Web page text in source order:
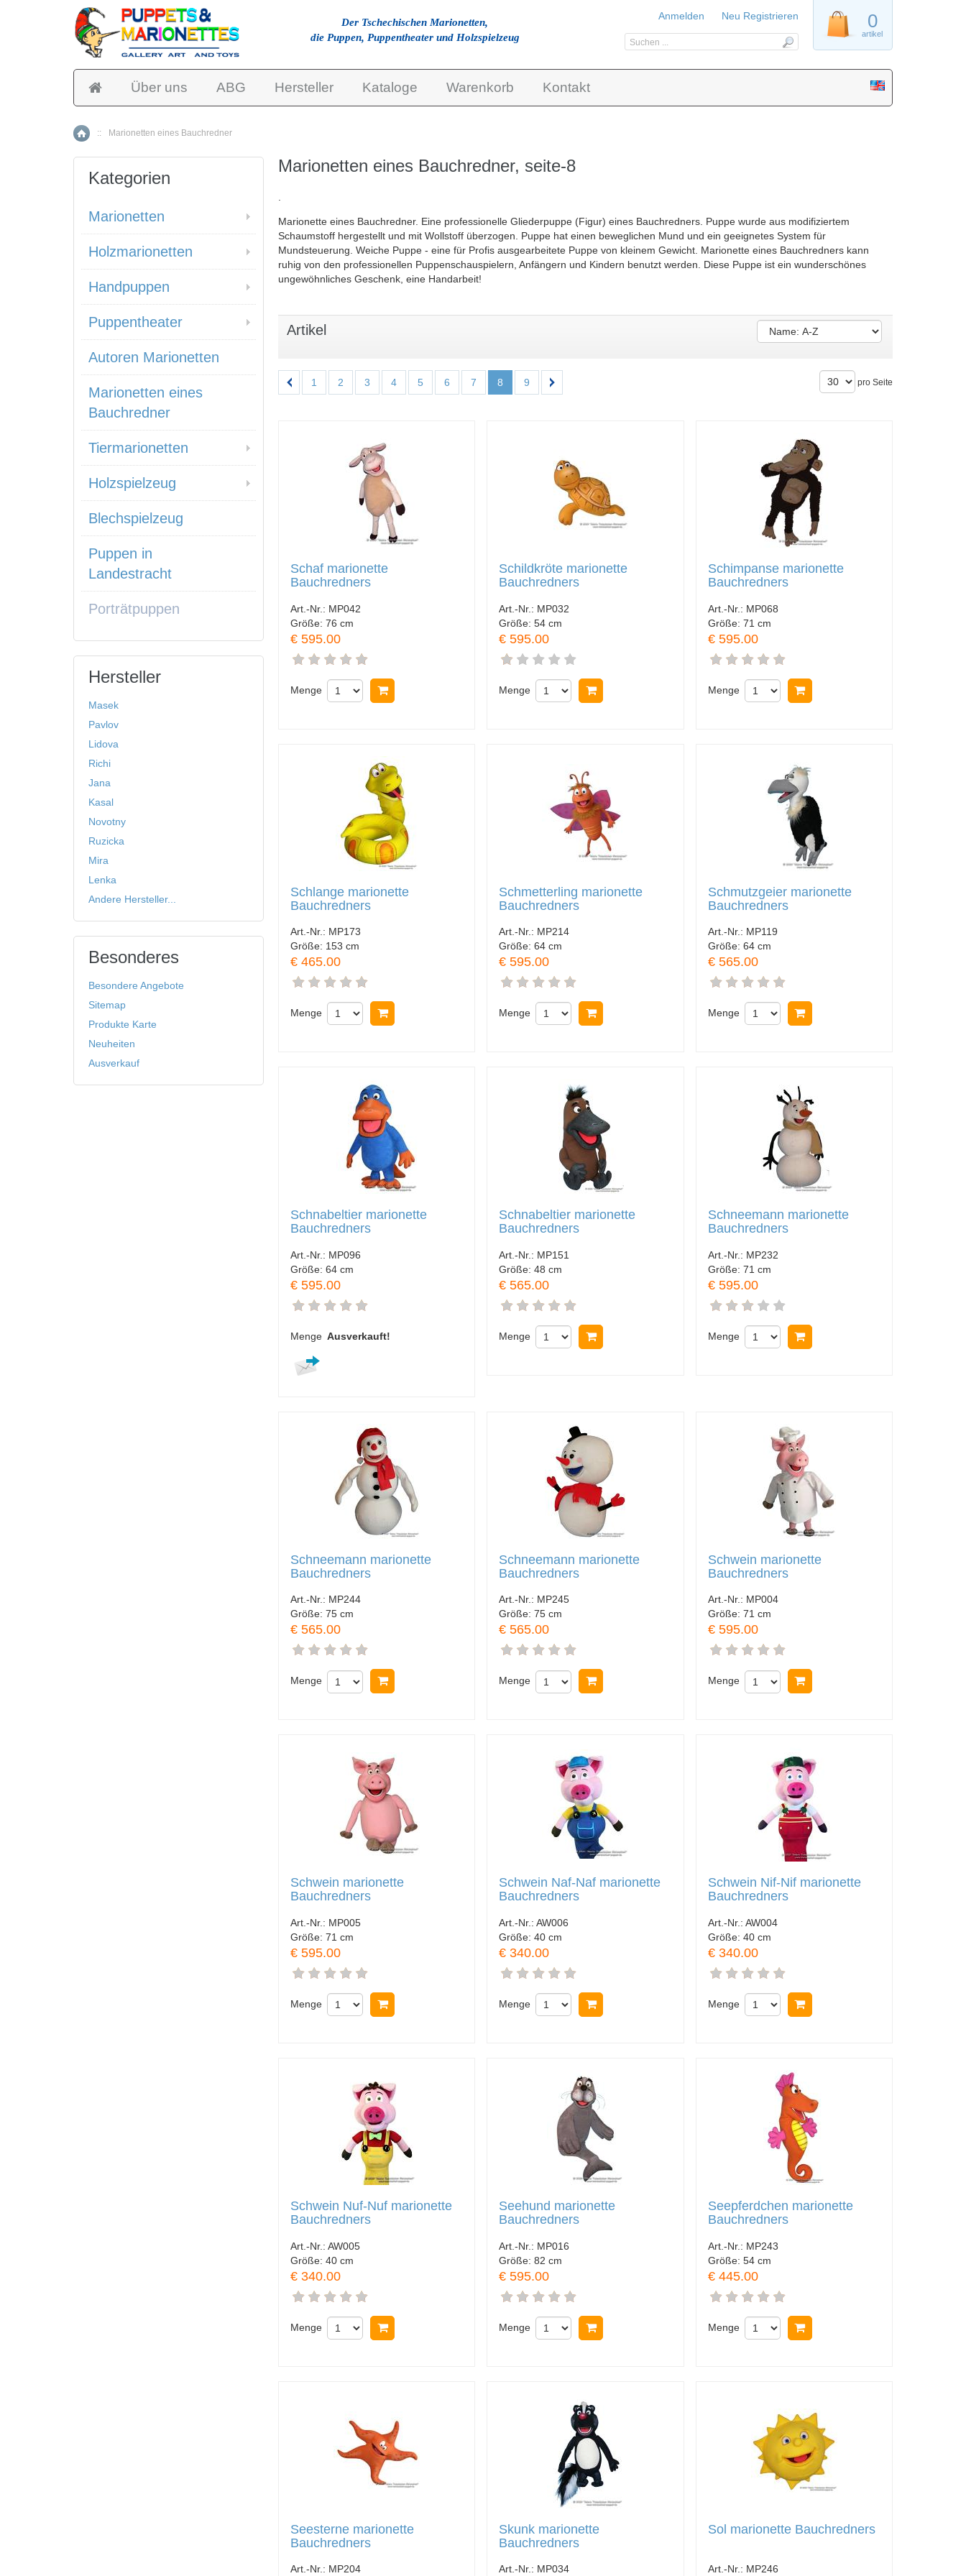
Über uns ABG Hersteller Kataloge Warenkorb Kontakt
Home
:: Marionetten eines Bauchredner
Marionetten eines Bauchredner, seite-8
Marionette eines Bauchredner. Eine professionelle Gliederpuppe (Figur) eines Bauchredners. Puppe wurde aus modifiziertem
Schaumstoff hergestellt und mit Wollstoff überzogen. Puppe hat einen beweglichen Mund und ein geeignetes System für
Mundsteuerung. Weiche Puppe - eine für Profis ausgearbeitete Puppe von kleinem Gewicht. Marionette eines Bauchredners kann
ruhig von den professionellen Puppenschauspielern, Anfängern und Kindern benutzt werden. Diese Puppe ist ein wunderschönes
ungewöhnliches Geschenk, eine Handarbeit!
Artikel
1 2 3 4 5 6 7 8 9 pro Seite
Schaf marionette
Bauchredners
Art.-Nr.: MP042
Größe: 76 cm
€ 595.00
Menge
Schildkröte marionette
Bauchredners
Art.-Nr.: MP032
Größe:54 cm
€ 595.00
Menge
Schimpanse marionette
Bauchredners
Art.-Nr.: MP068
Größe: 71 cm
€ 595.00
Menge
Schlange marionette
Bauchredners
Art.-Nr.: MP173
Größe: 153 cm
€ 465.00
Menge
Schmetterling marionette
Bauchredners
Art.-Nr.: MP214
Größe:64 cm
€ 595.00
Menge
Schmutzgeier marionette
Bauchredners
Art.-Nr.: MP119
Größe: 64 cm
€ 565.00
Menge
Schnabeltier marionette
Bauchredners
Art.-Nr.: MP096
Größe: 64 cm
€ 595.00
Menge Ausverkauft!
Schnabeltier marionette
Bauchredners
Art.-Nr.: MP151
Größe:48 cm
€ 565.00
Menge
Schneemann marionette
Bauchredners
Art.-Nr.: MP232
Größe: 71 cm
€ 595.00
Menge
Schneemann marionette
Bauchredners
Art.-Nr.: MP244
Größe: 75 cm
€ 565.00
Menge
Schneemann marionette
Bauchredners
Art.-Nr.: MP245
Größe:75 cm
€ 565.00
Menge
Schwein marionette
Bauchredners
Art.-Nr.: MP004
Größe: 71 cm
€ 595.00
Menge
Schwein marionette
Bauchredners
Art.-Nr.: MP005
Größe: 71 cm
€ 595.00
Menge
Schwein Naf-Naf marionette
Bauchredners
Art.-Nr.:AW006
Größe:40 cm
€ 340.00
Menge
Schwein Nif-Nif marionette
Bauchredners
Art.-Nr.: AW004
Größe: 40 cm
€ 340.00
Menge
Schwein Nuf-Nuf marionette
Bauchredners
Art.-Nr.: AW005
Größe: 40 cm
€ 340.00
Menge
Seehund marionette
Bauchredners
Art.-Nr.: MP016
Größe:82 cm
€ 595.00
Menge
Seepferdchen marionette
Bauchredners
Art.-Nr.: MP243
Größe: 54 cm
€ 445.00
Menge
Seesterne marionette
Bauchredners
Art.-Nr.: MP204
Skunk marionette
Bauchredners
Art.-Nr.: MP034
Sol marionette Bauchredners
Art.-Nr.: MP246
Kategorien
Marionetten
Holzmarionetten
Handpuppen
Puppentheater
Autoren Marionetten
Marionetten eines
Bauchredner
Tiermarionetten
Holzspielzeug
Blechspielzeug
Puppen in
Landestracht
Porträtpuppen
Hersteller
Masek
Pavlov
Lidova
Richi
Jana
Kasal
Novotny
Ruzicka
Mira
Lenka
Andere Hersteller...
Besonderes
Besondere Angebote
Sitemap
Produkte Karte
Neuheiten
Ausverkauf
Der Tschechischen Marionetten,
die Puppen, Puppentheater und Holzspielzeug
0
artikel
Anmelden Neu Registrieren